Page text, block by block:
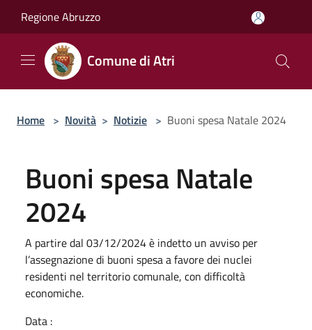
Regione Abruzzo
Comune di Atri
Home > Novità > Notizie > Buoni spesa Natale 2024
Buoni spesa Natale
2024
A partire dal 03/12/2024 è indetto un avviso per
l’assegnazione di buoni spesa a favore dei nuclei
residenti nel territorio comunale, con difficoltà
economiche.
Data :